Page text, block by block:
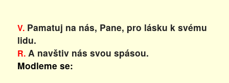
V.Pamatuj na nás, Pane, pro lásku k svému
lidu.
R.A navštiv nás svou spásou.
Modleme se: